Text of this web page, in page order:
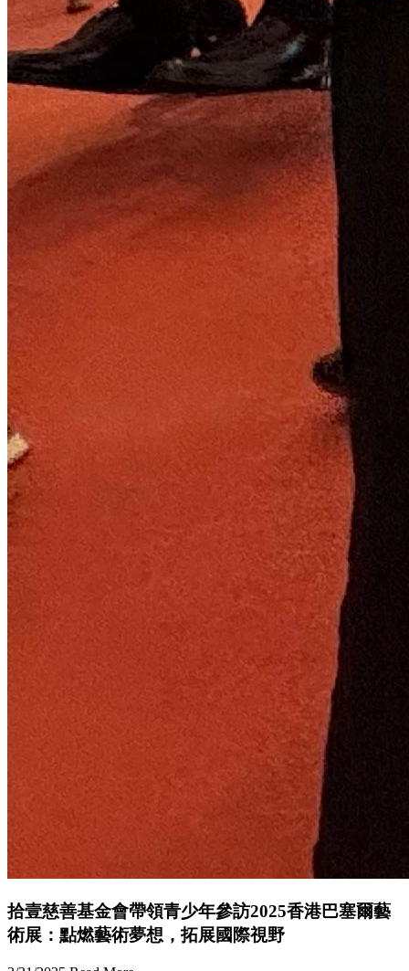
拾壹慈善基金會帶領青少年參訪2025香港巴塞爾藝
術展：點燃藝術夢想，拓展國際視野